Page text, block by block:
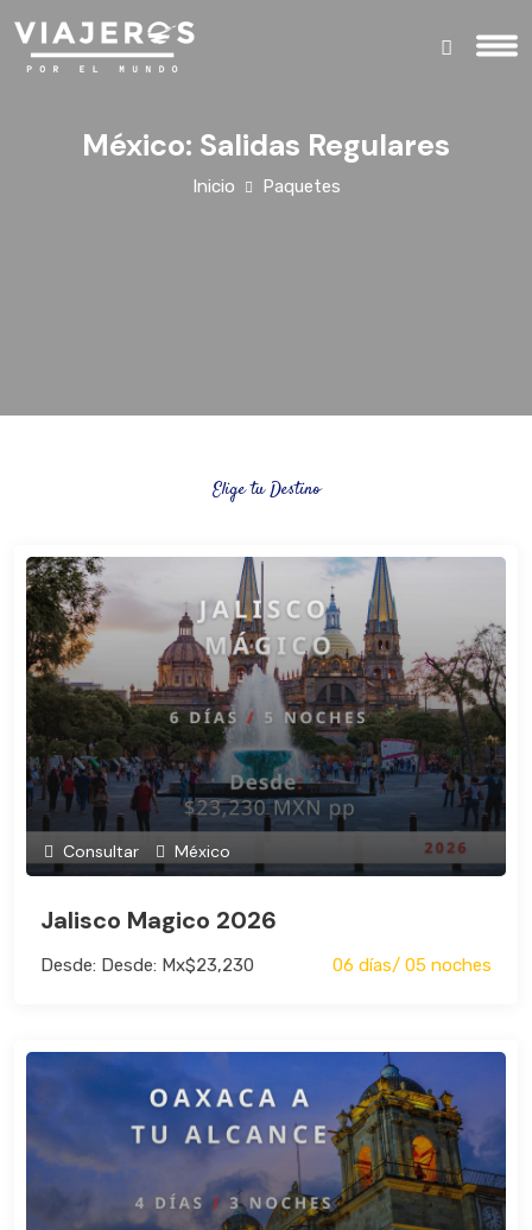
México: Salidas Regulares
Inicio Paquetes
Elige tu Destino
Consultar México
Jalisco Magico 2026
Desde: Desde: Mx$23,230 06 días/ 05 noches